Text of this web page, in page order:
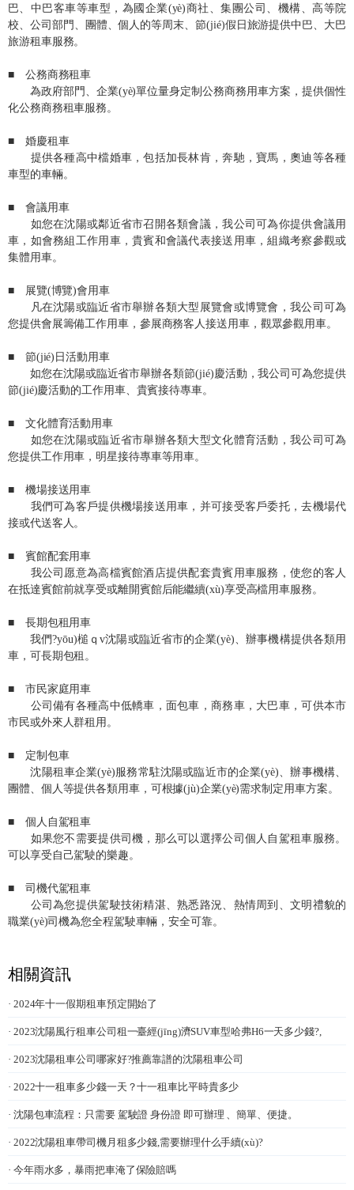
巴、中巴客車等車型，為國企業(yè)商社、集團公司、機構、高等院
校、公司部門、團體、個人的等周末、節(jié)假日旅游提供中巴、大巴
旅游租車服務。
■ 公務商務租車
為政府部門、企業(yè)單位量身定制公務商務用車方案，提供個性
化公務商務租車服務。
■ 婚慶租車
提供各種高中檔婚車，包括加長林肯，奔馳，寶馬，奧迪等各種
車型的車輛。
■ 會議用車
如您在沈陽或鄰近省市召開各類會議，我公司可為你提供會議用
車，如會務組工作用車，貴賓和會議代表接送用車，組織考察參觀或
集體用車。
■ 展覽(博覽)會用車
凡在沈陽或臨近省市舉辦各類大型展覽會或博覽會，我公司可為
您提供會展籌備工作用車，參展商務客人接送用車，觀眾參觀用車。
■ 節(jié)日活動用車
如您在沈陽或臨近省市舉辦各類節(jié)慶活動，我公司可為您提供
節(jié)慶活動的工作用車、貴賓接待專車。
■ 文化體育活動用車
如您在沈陽或臨近省市舉辦各類大型文化體育活動，我公司可為
您提供工作用車，明星接待專車等用車。
■ 機場接送用車
我們可為客戶提供機場接送用車，并可接受客戶委托，去機場代
接或代送客人。
■ 賓館配套用車
我公司愿意為高檔賓館酒店提供配套貴賓用車服務，使您的客人
在抵達賓館前就享受或離開賓館后能繼續(xù)享受高檔用車服務。
■ 長期包租用車
我們?yōu)槌ｑv沈陽或臨近省市的企業(yè)、辦事機構提供各類用
車，可長期包租。
■ 市民家庭用車
公司備有各種高中低轎車，面包車，商務車，大巴車，可供本市
市民或外來人群租用。
■ 定制包車
沈陽租車企業(yè)服務常駐沈陽或臨近市的企業(yè)、辦事機構、
團體、個人等提供各類用車，可根據(jù)企業(yè)需求制定用車方案。
■ 個人自駕租車
如果您不需要提供司機，那么可以選擇公司個人自駕租車服務。
可以享受自己駕駛的樂趣。
■ 司機代駕租車
公司為您提供駕駛技術精湛、熟悉路況、熱情周到、文明禮貌的
職業(yè)司機為您全程駕駛車輛，安全可靠。
相關資訊
· 2024年十一假期租車預定開始了
· 2023沈陽風行租車公司租一臺經(jīng)濟SUV車型哈弗H6一天多少錢?,
· 2023沈陽租車公司哪家好?推薦靠譜的沈陽租車公司
· 2022十一租車多少錢一天？十一租車比平時貴多少
· 沈陽包車流程：只需要 駕駛證 身份證 即可辦理 、簡單、便捷。
· 2022沈陽租車帶司機月租多少錢,需要辦理什么手續(xù)?
· 今年雨水多，暴雨把車淹了保險賠嗎